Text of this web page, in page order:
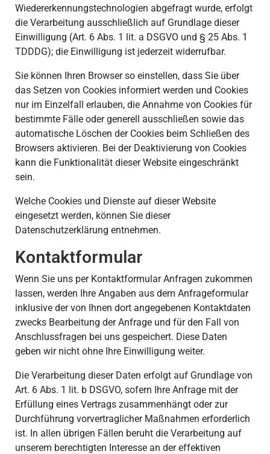
Wiedererkennungstechnologien abgefragt wurde, erfolgt
die Verarbeitung ausschließlich auf Grundlage dieser
Einwilligung (Art. 6 Abs. 1 lit. a DSGVO und § 25 Abs. 1
TDDDG); die Einwilligung ist jederzeit widerrufbar.
Sie können Ihren Browser so einstellen, dass Sie über
das Setzen von Cookies informiert werden und Cookies
nur im Einzelfall erlauben, die Annahme von Cookies für
bestimmte Fälle oder generell ausschließen sowie das
automatische Löschen der Cookies beim Schließen des
Browsers aktivieren. Bei der Deaktivierung von Cookies
kann die Funktionalität dieser Website eingeschränkt
sein.
Welche Cookies und Dienste auf dieser Website
eingesetzt werden, können Sie dieser
Datenschutzerklärung entnehmen.
Kontaktformular
Wenn Sie uns per Kontaktformular Anfragen zukommen
lassen, werden Ihre Angaben aus dem Anfrageformular
inklusive der von Ihnen dort angegebenen Kontaktdaten
zwecks Bearbeitung der Anfrage und für den Fall von
Anschlussfragen bei uns gespeichert. Diese Daten
geben wir nicht ohne Ihre Einwilligung weiter.
Die Verarbeitung dieser Daten erfolgt auf Grundlage von
Art. 6 Abs. 1 lit. b DSGVO, sofern Ihre Anfrage mit der
Erfüllung eines Vertrags zusammenhängt oder zur
Durchführung vorvertraglicher Maßnahmen erforderlich
ist. In allen übrigen Fällen beruht die Verarbeitung auf
unserem berechtigten Interesse an der effektiven